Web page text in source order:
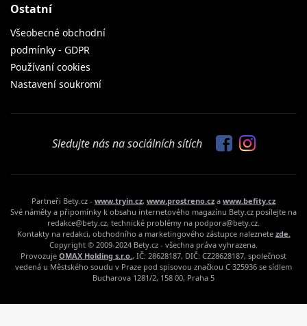
Ostatní
Všeobecné obchodní
podmínky - GDPR
Používaní cookies
Nastavení soukromí
Sledujte nás na sociálních sítích
Partneři Bety.cz - www.tryin.cz, www.prostreno.cz a www.befity.cz
Své náměty a připomínky k obsahu internetového magazínu Bety.cz posílejte na
redakce@bety.cz, technické problémy na podpora@bety.cz.
Kontakty na redakci, obchodního a marketingového zástupce naleznete zde.
Copyright © 2009-2024 Bety.cz - všechna práva vyhrazena.
Provozuje OMAX Holding s.r.o., IČ: 28628187, DIČ: CZ28628187, společnost
vedená u Městského soudu v Praze pod spisovou značkou C 325936 se sídlem
Bucharova 1281/2, 158 00, Praha 5